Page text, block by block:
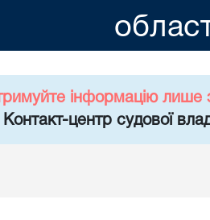
інформацію лише
центр судової